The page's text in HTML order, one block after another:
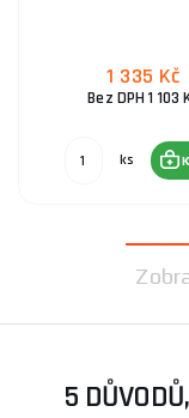
mnoho aku
funkcemi, jako
Hladina hluku:
1 335 Kč
Bez DPH 1 103
ks
5